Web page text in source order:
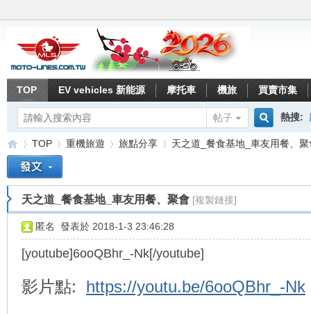
TOP EV vehicles 新能源 摩托車 機旅 買賣市集
帖子
搜
熱搜:
重 »
TOP
›
重機旅遊
›
旅點分享
›
天之道_餐食基地_車友用餐、聚
天之道_餐食基地_車友用餐、聚會 [複製鏈接]
匿名 發表於 2018-1-3 23:46:28
[youtube]6ooQBhr_-Nk[/youtube]
影片點: https://youtu.be/6ooQBhr_-Nk